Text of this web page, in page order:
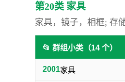
第20类 家具
家具，镜子，相框; 存
📂 群组小类（14 个）
2001家具